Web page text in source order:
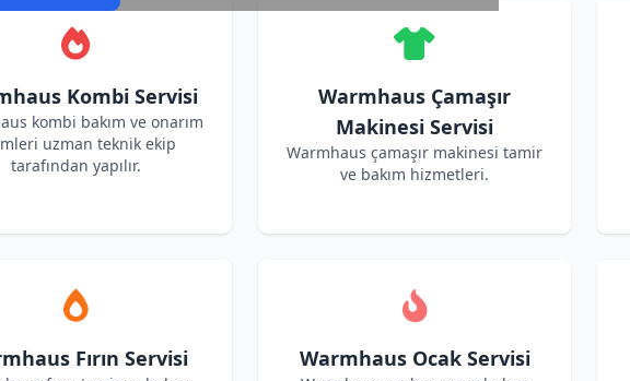
Kombi Servisi
kombi bakım ve onarım
uzman teknik ekip
tarafından yapılır.
Warmhaus Çamaşır
Makinesi Servisi
Warmhaus çamaşır makinesi tamir
ve bakım hizmetleri.
Fırın Servisi Warmhaus Ocak Servisi